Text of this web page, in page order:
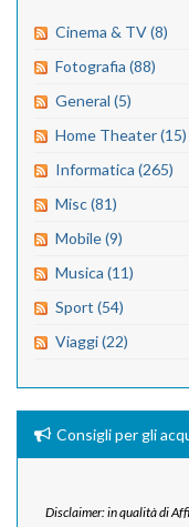
Cinema & TV (8)
Fotografia (88)
General (5)
Home Theater (15)
Informatica (265)
Misc (81)
Mobile (9)
Musica (11)
Sport (54)
Viaggi (22)
Consigli per gli
Disclaimer: in qualità di